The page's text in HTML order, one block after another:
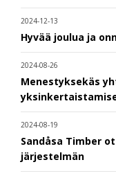
2024-12-13
Hyvää joulua ja
2024-08-26
Menestyksekäs
2024-08-19
Sandåsa Timber
järjestelmän